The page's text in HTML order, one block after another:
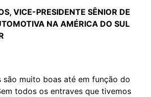
VICE-PRESIDENTE SÊNIOR DE
NA AMÉRICA DO SUL
são muito boas até em função do
todos os entraves que tivemos